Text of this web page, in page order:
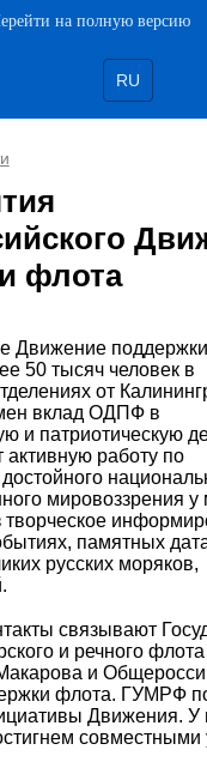
на полную версию
RU
флота
Движение
50 тысяч человек в
от
вклад ОДПФ в
и патриотическую
работу по
мировоззрения
творческое
памятных
русских моряков,
связывают
и речного
и
флота. ГУМРФ
Движения. У
совместными